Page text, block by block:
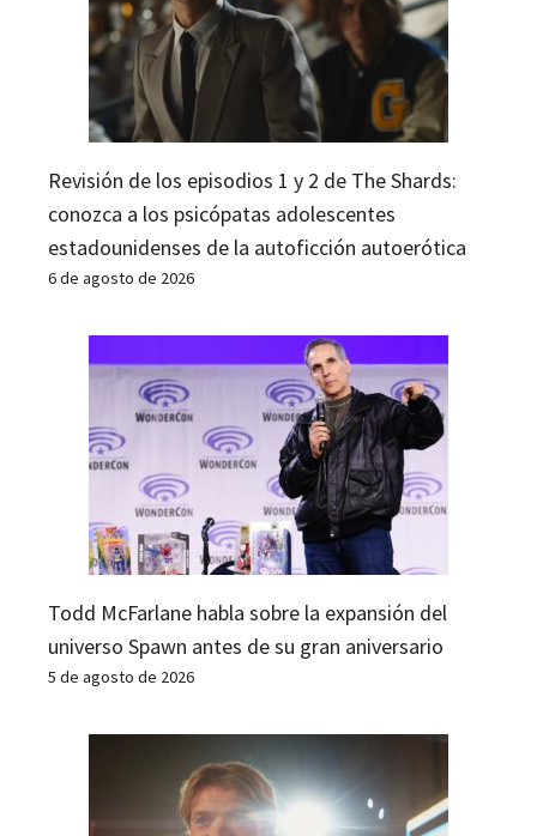
Revisión de los episodios 1 y 2 de The Shards:
conozca a los psicópatas adolescentes
estadounidenses de la autoficción autoerótica
6 de agosto de 2026
Todd McFarlane habla sobre la expansión del
universo Spawn antes de su gran aniversario
5 de agosto de 2026